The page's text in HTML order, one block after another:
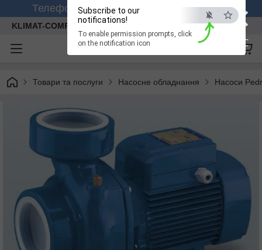
×
ESC
Subscribe to our
notifications!
To enable permission prompts, click
on the notification icon
Телефонуйте +380 (99) 158-26-56 (viber)
KLIMAT-COMFORT
Товари та послуги Насосне обладнання Насоси